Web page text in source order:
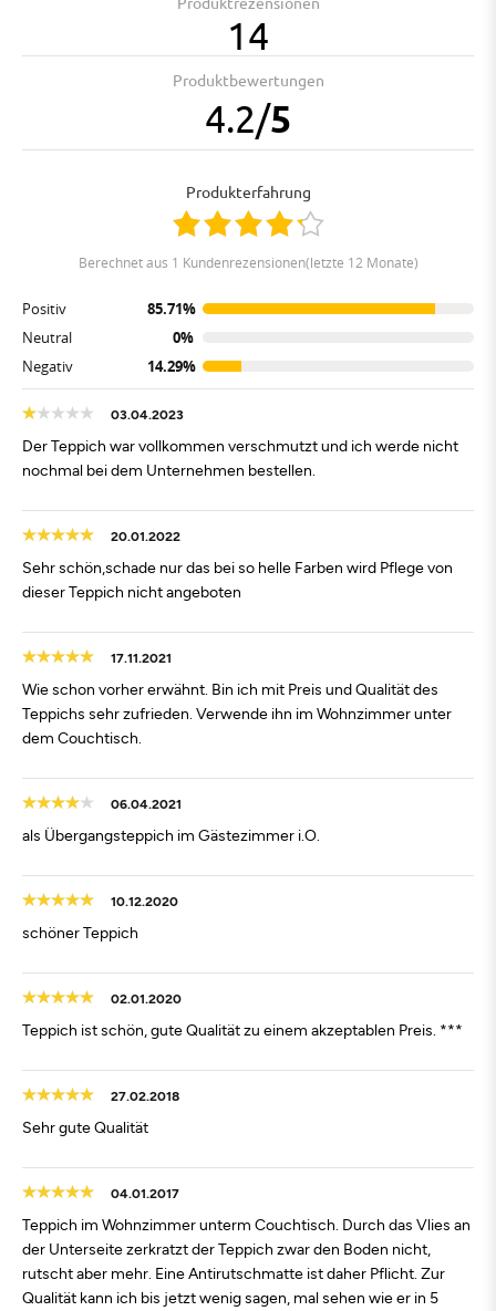
14
Produktbewertungen
4.2/5
Produkterfahrung
berechnet aus 1 Kundenrezensionen(letzte 12 Monate)
Positiv
85.71%
Neutral
0%
Negativ
14.29%
03.04.2023
Der Teppich war vollkommen verschmutzt und ich werde nicht
nochmal bei dem Unternehmen bestellen.
20.01.2022
Sehr schön,schade nur das bei so helle Farben wird Pflege von
dieser Teppich nicht angeboten
17.11.2021
Wie schon vorher erwähnt. Bin ich mit Preis und Qualität des
Teppichs sehr zufrieden. Verwende ihn im Wohnzimmer unter
dem Couchtisch.
06.04.2021
als Übergangsteppich im Gästezimmer i.O.
10.12.2020
schöner Teppich
02.01.2020
Teppich ist schön, gute Qualität zu einem akzeptablen Preis. ***
27.02.2018
Sehr gute Qualität
04.01.2017
Teppich im Wohnzimmer unterm Couchtisch. Durch das Vlies an
der Unterseite zerkratzt der Teppich zwar den Boden nicht,
rutscht aber mehr. Eine Antirutschmatte ist daher Pflicht. Zur
Qualität kann ich bis jetzt wenig sagen, mal sehen wie er in 5